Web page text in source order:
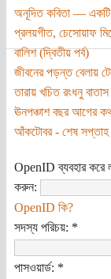
অনূদিত কবিতা — একটি
প্রলয়গীত, চেসোয়াফ
বালিশ (দ্বিতীয় পর্ব)
জীবনের পড়ন্ত বেলায়
তারায় খচিত রংধনু বাতাস
ঊনপঞ্চাশ বছর আগের
আঁকটোবর - শেষ সপ্তাহ
OpenID ব্যবহার করে
করুন:
OpenID কি?
সদস্য পরিচয়: *
পাসওয়ার্ড: *